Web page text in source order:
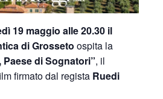
19 maggio alle 20.30 il
di Grosseto ospita la
Paese di Sognatori”, il
firmato dal regista Ruedi